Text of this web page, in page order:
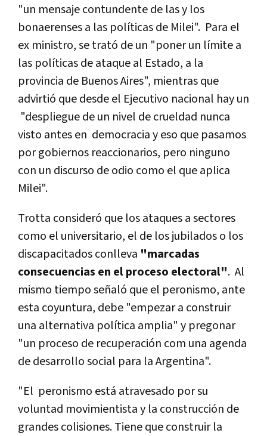
"un mensaje contundente de las y los
bonaerenses a las políticas de Milei". Para el
ex ministro, se trató de un "poner un límite a
las políticas de ataque al Estado, a la
provincia de Buenos Aires", mientras que
advirtió que desde el Ejecutivo nacional hay un
"despliegue de un nivel de crueldad nunca
visto antes en democracia y eso que pasamos
por gobiernos reaccionarios, pero ninguno
con un discurso de odio como el que aplica
Milei".
Trotta consideró que los ataques a sectores
como el universitario, el de los jubilados o los
discapacitados conlleva "marcadas
consecuencias en el proceso electoral". Al
mismo tiempo señaló que el peronismo, ante
esta coyuntura, debe "empezar a construir
una alternativa política amplia" y pregonar
"un proceso de recuperación com una agenda
de desarrollo social para la Argentina".
"El peronismo está atravesado por su
voluntad movimientista y la construcción de
grandes colisiones. Tiene que construir la